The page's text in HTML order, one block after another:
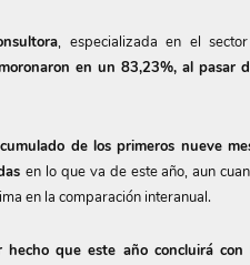
, especializada en el
en un 83,23%, al pasar
de los primeros nueve
en lo que va de este año, aun
en la comparación interanual.
que este año concluirá